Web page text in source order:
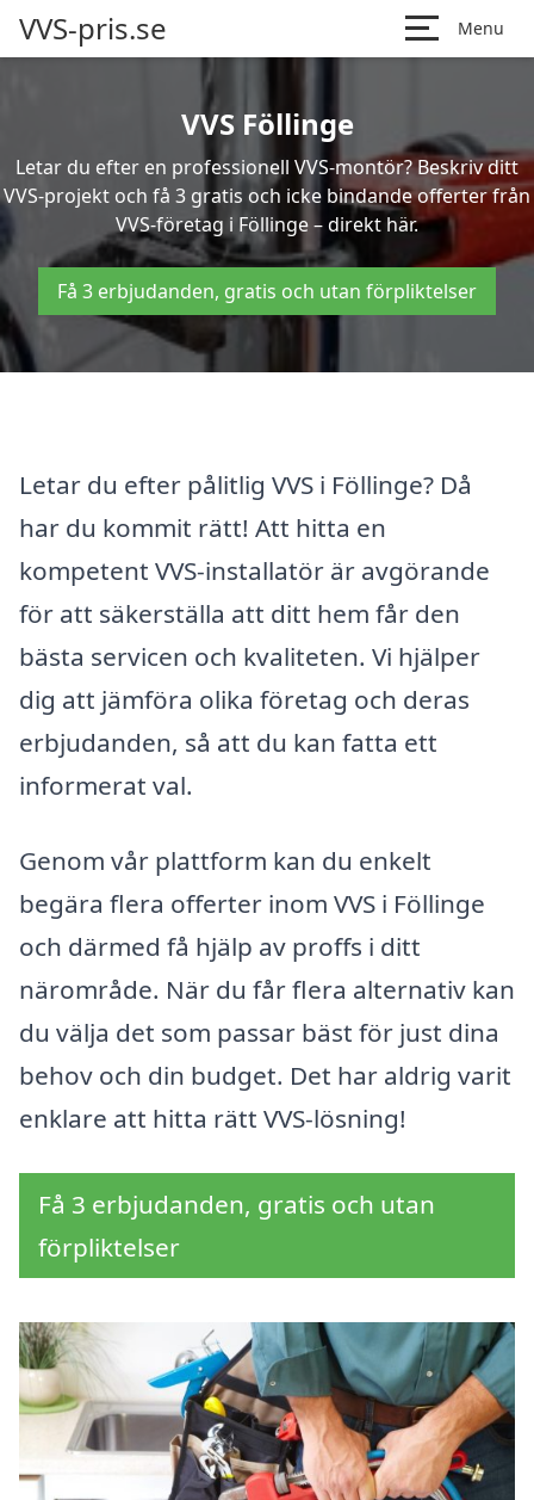
VVS-pris.se Menu
VVS Föllinge
Letar du efter en professionell VVS-montör? Beskriv ditt
VVS-projekt och få 3 gratis och icke bindande offerter från
VVS-företag i Föllinge – direkt här.
Få 3 erbjudanden, gratis och utan förpliktelser
Letar du efter pålitlig VVS i Föllinge? Då
har du kommit rätt! Att hitta en
kompetent VVS-installatör är avgörande
för att säkerställa att ditt hem får den
bästa servicen och kvaliteten. Vi hjälper
dig att jämföra olika företag och deras
erbjudanden, så att du kan fatta ett
informerat val.
Genom vår plattform kan du enkelt
begära flera offerter inom VVS i Föllinge
och därmed få hjälp av proffs i ditt
närområde. När du får flera alternativ kan
du välja det som passar bäst för just dina
behov och din budget. Det har aldrig varit
enklare att hitta rätt VVS-lösning!
Få 3 erbjudanden, gratis och utan
förpliktelser